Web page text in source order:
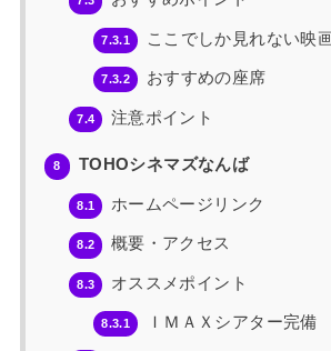
7.3.1 ここでしか見れない映
7.3.2 おすすめの座席
7.4 注意ポイント
8 TOHOシネマズなんば
8.1 ホームページリンク
8.2 概要・アクセス
8.3 オススメポイント
8.3.1 ＩＭＡＸシアター完備